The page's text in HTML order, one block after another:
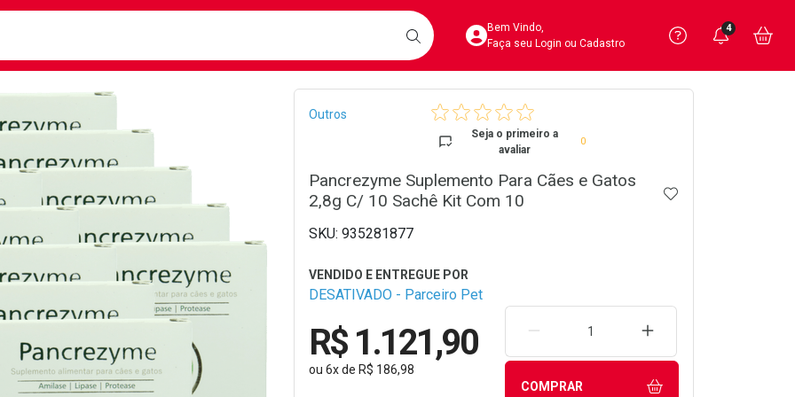
BUSCARAcesse sua Conta
Bem Vindo,
Faça seu Login ou Cadastro
Precisa
Ver Recursos
Você
4
Breadcrumb
Outros
Seja o primeiro a
avaliar
0
Pancrezyme Suplemento Para Cães e Gatos
2,8g C/ 10 Sachê Kit Com 10
ADICIONAR AOS
935281877
DESATIVADO - Parceiro Pet
R$ 1.121,90
ou 6xde R$ 186,98
REMOVER UMA UNIDADEAUMENTAR UMA
COMPRAR